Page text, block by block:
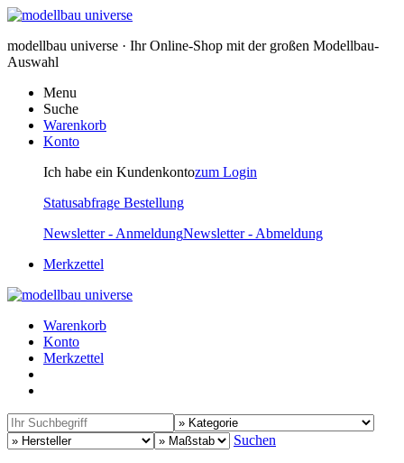
modellbau universe · Ihr Online-Shop mit der großen Modellbau-
Auswahl
Menu
Suche
Warenkorb
Konto
Ich habe ein Kundenkontozum Login
Statusabfrage Bestellung
Newsletter - AnmeldungNewsletter - Abmeldung
Merkzettel
Warenkorb
Konto
Merkzettel
Suchen